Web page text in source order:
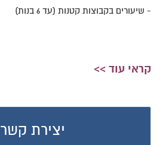
- שיעורים בקבוצות קטנות (עד 6 בנות)
קראי עוד >>
יצירת קשר